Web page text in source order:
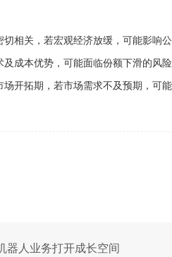
关，若宏观经济放缓，可能影响公
本优势，可能面临份额下滑的风险
拓期，若市场需求不及预期，可能
器人业务打开成长空间